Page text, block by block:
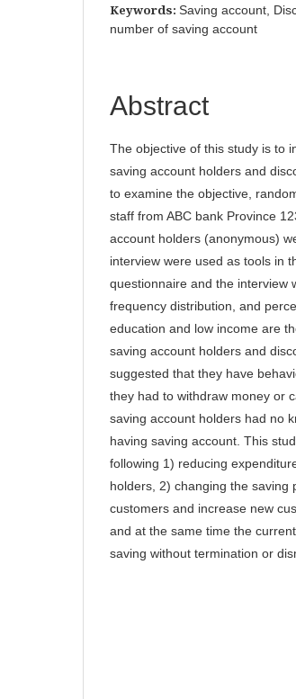
Keywords: Saving account,
number of saving account
Abstract
The objective of this study is to
saving account holders and
to examine the objective,
staff from ABC bank Province
account holders (anonymous)
interview were used as tools in
questionnaire and the interview
frequency distribution, and
education and low income are
saving account holders and
suggested that they have
they had to withdraw money or
saving account holders had no
having saving account. This
following 1) reducing
holders, 2) changing the saving
customers and increase new
and at the same time the
saving without termination or